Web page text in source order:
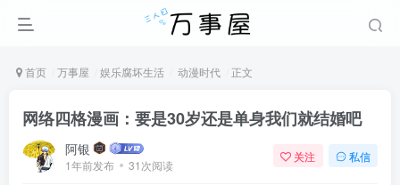
首页 万事屋 娱乐腐坏生活 动漫时代 正文
网络四格漫画：要是30岁还是单身我们就结婚吧
阿银
1年前发布 31次阅读
关注 私信